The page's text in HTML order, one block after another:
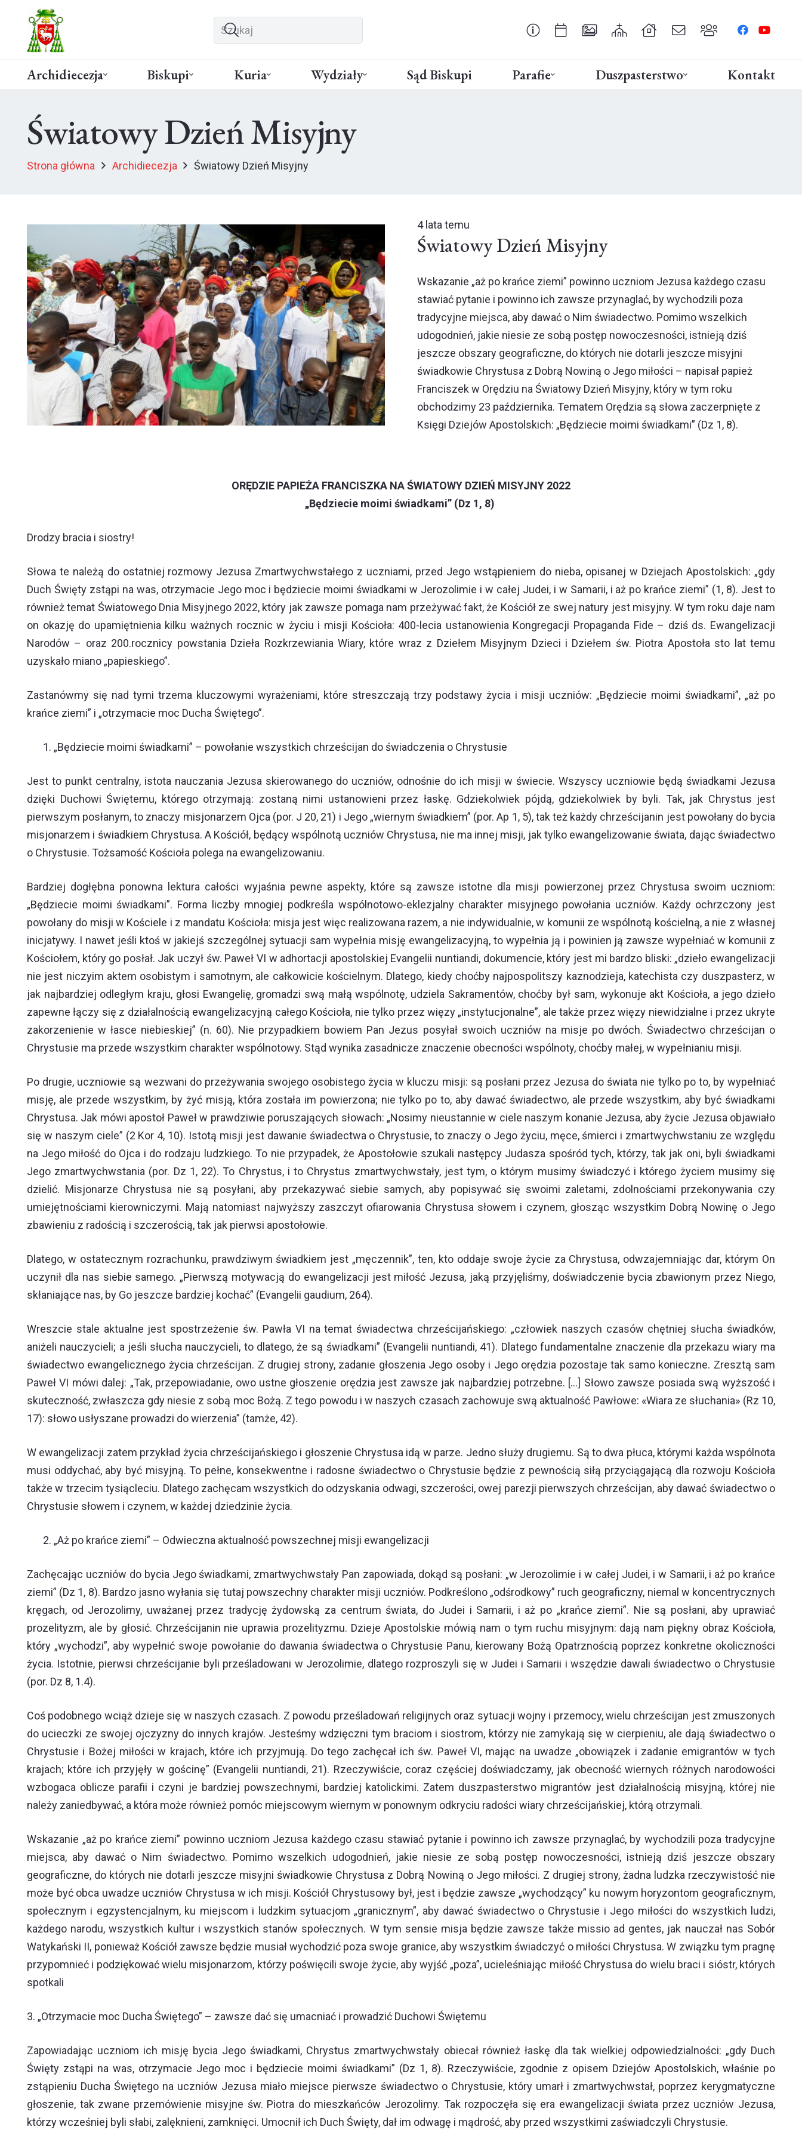
Archidiecezja Biskupi Kuria Wydziały Sąd Biskupi Parafie Duszpasterstwo Kontakt
Światowy Dzień Misyjny
Strona główna Archidiecezja Światowy Dzień Misyjny
4 lata temu
Światowy Dzień Misyjny
Wskazanie „aż po krańce ziemi” powinno uczniom Jezusa każdego czasu
stawiać pytanie i powinno ich zawsze przynaglać, by wychodzili poza
tradycyjne miejsca, aby dawać o Nim świadectwo. Pomimo wszelkich
udogodnień, jakie niesie ze sobą postęp nowoczesności, istnieją dziś
jeszcze obszary geograficzne, do których nie dotarli jeszcze misyjni
świadkowie Chrystusa z Dobrą Nowiną o Jego miłości – napisał papież
Franciszek w Orędziu na Światowy Dzień Misyjny, który w tym roku
obchodzimy 23 października. Tematem Orędzia są słowa zaczerpnięte z
Księgi Dziejów Apostolskich: „Będziecie moimi świadkami” (Dz 1, 8).
ORĘDZIE PAPIEŻA FRANCISZKA NA ŚWIATOWY DZIEŃ MISYJNY 2022
„Będziecie moimi świadkami” (Dz 1, 8)
Drodzy bracia i siostry!
Słowa te należą do ostatniej rozmowy Jezusa Zmartwychwstałego z uczniami, przed Jego wstąpieniem do nieba, opisanej w Dziejach Apostolskich: „gdy
Duch Święty zstąpi na was, otrzymacie Jego moc i będziecie moimi świadkami w Jerozolimie i w całej Judei, i w Samarii, i aż po krańce ziemi” (1, 8). Jest to
również temat Światowego Dnia Misyjnego 2022, który jak zawsze pomaga nam przeżywać fakt, że Kościół ze swej natury jest misyjny. W tym roku daje nam
on okazję do upamiętnienia kilku ważnych rocznic w życiu i misji Kościoła: 400-lecia ustanowienia Kongregacji Propaganda Fide – dziś ds. Ewangelizacji
Narodów – oraz 200.rocznicy powstania Dzieła Rozkrzewiania Wiary, które wraz z Dziełem Misyjnym Dzieci i Dziełem św. Piotra Apostoła sto lat temu
uzyskało miano „papieskiego”.
Zastanówmy się nad tymi trzema kluczowymi wyrażeniami, które streszczają trzy podstawy życia i misji uczniów: „Będziecie moimi świadkami”, „aż po
krańce ziemi” i „otrzymacie moc Ducha Świętego”.
„Będziecie moimi świadkami” – powołanie wszystkich chrześcijan do świadczenia o Chrystusie
Jest to punkt centralny, istota nauczania Jezusa skierowanego do uczniów, odnośnie do ich misji w świecie. Wszyscy uczniowie będą świadkami Jezusa
dzięki Duchowi Świętemu, którego otrzymają: zostaną nimi ustanowieni przez łaskę. Gdziekolwiek pójdą, gdziekolwiek by byli. Tak, jak Chrystus jest
pierwszym posłanym, to znaczy misjonarzem Ojca (por. J 20, 21) i Jego „wiernym świadkiem” (por. Ap 1, 5), tak też każdy chrześcijanin jest powołany do bycia
misjonarzem i świadkiem Chrystusa. A Kościół, będący wspólnotą uczniów Chrystusa, nie ma innej misji, jak tylko ewangelizowanie świata, dając świadectwo
o Chrystusie. Tożsamość Kościoła polega na ewangelizowaniu.
Bardziej dogłębna ponowna lektura całości wyjaśnia pewne aspekty, które są zawsze istotne dla misji powierzonej przez Chrystusa swoim uczniom:
„Będziecie moimi świadkami”. Forma liczby mnogiej podkreśla wspólnotowo-eklezjalny charakter misyjnego powołania uczniów. Każdy ochrzczony jest
powołany do misji w Kościele i z mandatu Kościoła: misja jest więc realizowana razem, a nie indywidualnie, w komunii ze wspólnotą kościelną, a nie z własnej
inicjatywy. I nawet jeśli ktoś w jakiejś szczególnej sytuacji sam wypełnia misję ewangelizacyjną, to wypełnia ją i powinien ją zawsze wypełniać w komunii z
Kościołem, który go posłał. Jak uczył św. Paweł VI w adhortacji apostolskiej Evangelii nuntiandi, dokumencie, który jest mi bardzo bliski: „dzieło ewangelizacji
nie jest niczyim aktem osobistym i samotnym, ale całkowicie kościelnym. Dlatego, kiedy choćby najpospolitszy kaznodzieja, katechista czy duszpasterz, w
jak najbardziej odległym kraju, głosi Ewangelię, gromadzi swą małą wspólnotę, udziela Sakramentów, choćby był sam, wykonuje akt Kościoła, a jego dzieło
zapewne łączy się z działalnością ewangelizacyjną całego Kościoła, nie tylko przez więzy „instytucjonalne”, ale także przez więzy niewidzialne i przez ukryte
zakorzenienie w łasce niebieskiej” (n. 60). Nie przypadkiem bowiem Pan Jezus posyłał swoich uczniów na misje po dwóch. Świadectwo chrześcijan o
Chrystusie ma przede wszystkim charakter wspólnotowy. Stąd wynika zasadnicze znaczenie obecności wspólnoty, choćby małej, w wypełnianiu misji.
Po drugie, uczniowie są wezwani do przeżywania swojego osobistego życia w kluczu misji: są posłani przez Jezusa do świata nie tylko po to, by wypełniać
misję, ale przede wszystkim, by żyć misją, która została im powierzona; nie tylko po to, aby dawać świadectwo, ale przede wszystkim, aby być świadkami
Chrystusa. Jak mówi apostoł Paweł w prawdziwie poruszających słowach: „Nosimy nieustannie w ciele naszym konanie Jezusa, aby życie Jezusa objawiało
się w naszym ciele” (2 Kor 4, 10). Istotą misji jest dawanie świadectwa o Chrystusie, to znaczy o Jego życiu, męce, śmierci i zmartwychwstaniu ze względu
na Jego miłość do Ojca i do rodzaju ludzkiego. To nie przypadek, że Apostołowie szukali następcy Judasza spośród tych, którzy, tak jak oni, byli świadkami
Jego zmartwychwstania (por. Dz 1, 22). To Chrystus, i to Chrystus zmartwychwstały, jest tym, o którym musimy świadczyć i którego życiem musimy się
dzielić. Misjonarze Chrystusa nie są posyłani, aby przekazywać siebie samych, aby popisywać się swoimi zaletami, zdolnościami przekonywania czy
umiejętnościami kierowniczymi. Mają natomiast najwyższy zaszczyt ofiarowania Chrystusa słowem i czynem, głosząc wszystkim Dobrą Nowinę o Jego
zbawieniu z radością i szczerością, tak jak pierwsi apostołowie.
Dlatego, w ostatecznym rozrachunku, prawdziwym świadkiem jest „męczennik”, ten, kto oddaje swoje życie za Chrystusa, odwzajemniając dar, którym On
uczynił dla nas siebie samego. „Pierwszą motywacją do ewangelizacji jest miłość Jezusa, jaką przyjęliśmy, doświadczenie bycia zbawionym przez Niego,
skłaniające nas, by Go jeszcze bardziej kochać” (Evangelii gaudium, 264).
Wreszcie stale aktualne jest spostrzeżenie św. Pawła VI na temat świadectwa chrześcijańskiego: „człowiek naszych czasów chętniej słucha świadków,
aniżeli nauczycieli; a jeśli słucha nauczycieli, to dlatego, że są świadkami” (Evangelii nuntiandi, 41). Dlatego fundamentalne znaczenie dla przekazu wiary ma
świadectwo ewangelicznego życia chrześcijan. Z drugiej strony, zadanie głoszenia Jego osoby i Jego orędzia pozostaje tak samo konieczne. Zresztą sam
Paweł VI mówi dalej: „Tak, przepowiadanie, owo ustne głoszenie orędzia jest zawsze jak najbardziej potrzebne. […] Słowo zawsze posiada swą wyższość i
skuteczność, zwłaszcza gdy niesie z sobą moc Bożą. Z tego powodu i w naszych czasach zachowuje swą aktualność Pawłowe: «Wiara ze słuchania» (Rz 10,
17): słowo usłyszane prowadzi do wierzenia” (tamże, 42).
W ewangelizacji zatem przykład życia chrześcijańskiego i głoszenie Chrystusa idą w parze. Jedno służy drugiemu. Są to dwa płuca, którymi każda wspólnota
musi oddychać, aby być misyjną. To pełne, konsekwentne i radosne świadectwo o Chrystusie będzie z pewnością siłą przyciągającą dla rozwoju Kościoła
także w trzecim tysiącleciu. Dlatego zachęcam wszystkich do odzyskania odwagi, szczerości, owej parezji pierwszych chrześcijan, aby dawać świadectwo o
Chrystusie słowem i czynem, w każdej dziedzinie życia.
„Aż po krańce ziemi” – Odwieczna aktualność powszechnej misji ewangelizacji
Zachęcając uczniów do bycia Jego świadkami, zmartwychwstały Pan zapowiada, dokąd są posłani: „w Jerozolimie i w całej Judei, i w Samarii, i aż po krańce
ziemi” (Dz 1, 8). Bardzo jasno wyłania się tutaj powszechny charakter misji uczniów. Podkreślono „odśrodkowy” ruch geograficzny, niemal w koncentrycznych
kręgach, od Jerozolimy, uważanej przez tradycję żydowską za centrum świata, do Judei i Samarii, i aż po „krańce ziemi”. Nie są posłani, aby uprawiać
prozelityzm, ale by głosić. Chrześcijanin nie uprawia prozelityzmu. Dzieje Apostolskie mówią nam o tym ruchu misyjnym: dają nam piękny obraz Kościoła,
który „wychodzi”, aby wypełnić swoje powołanie do dawania świadectwa o Chrystusie Panu, kierowany Bożą Opatrznością poprzez konkretne okoliczności
życia. Istotnie, pierwsi chrześcijanie byli prześladowani w Jerozolimie, dlatego rozproszyli się w Judei i Samarii i wszędzie dawali świadectwo o Chrystusie
(por. Dz 8, 1.4).
Coś podobnego wciąż dzieje się w naszych czasach. Z powodu prześladowań religijnych oraz sytuacji wojny i przemocy, wielu chrześcijan jest zmuszonych
do ucieczki ze swojej ojczyzny do innych krajów. Jesteśmy wdzięczni tym braciom i siostrom, którzy nie zamykają się w cierpieniu, ale dają świadectwo o
Chrystusie i Bożej miłości w krajach, które ich przyjmują. Do tego zachęcał ich św. Paweł VI, mając na uwadze „obowiązek i zadanie emigrantów w tych
krajach; które ich przyjęły w gościnę” (Evangelii nuntiandi, 21). Rzeczywiście, coraz częściej doświadczamy, jak obecność wiernych różnych narodowości
wzbogaca oblicze parafii i czyni je bardziej powszechnymi, bardziej katolickimi. Zatem duszpasterstwo migrantów jest działalnością misyjną, której nie
należy zaniedbywać, a która może również pomóc miejscowym wiernym w ponownym odkryciu radości wiary chrześcijańskiej, którą otrzymali.
Wskazanie „aż po krańce ziemi” powinno uczniom Jezusa każdego czasu stawiać pytanie i powinno ich zawsze przynaglać, by wychodzili poza tradycyjne
miejsca, aby dawać o Nim świadectwo. Pomimo wszelkich udogodnień, jakie niesie ze sobą postęp nowoczesności, istnieją dziś jeszcze obszary
geograficzne, do których nie dotarli jeszcze misyjni świadkowie Chrystusa z Dobrą Nowiną o Jego miłości. Z drugiej strony, żadna ludzka rzeczywistość nie
może być obca uwadze uczniów Chrystusa w ich misji. Kościół Chrystusowy był, jest i będzie zawsze „wychodzący” ku nowym horyzontom geograficznym,
społecznym i egzystencjalnym, ku miejscom i ludzkim sytuacjom „granicznym”, aby dawać świadectwo o Chrystusie i Jego miłości do wszystkich ludzi,
każdego narodu, wszystkich kultur i wszystkich stanów społecznych. W tym sensie misja będzie zawsze także missio ad gentes, jak nauczał nas Sobór
Watykański II, ponieważ Kościół zawsze będzie musiał wychodzić poza swoje granice, aby wszystkim świadczyć o miłości Chrystusa. W związku tym pragnę
przypomnieć i podziękować wielu misjonarzom, którzy poświęcili swoje życie, aby wyjść „poza”, ucieleśniając miłość Chrystusa do wielu braci i sióstr, których
spotkali
3. „Otrzymacie moc Ducha Świętego” – zawsze dać się umacniać i prowadzić Duchowi Świętemu
Zapowiadając uczniom ich misję bycia Jego świadkami, Chrystus zmartwychwstały obiecał również łaskę dla tak wielkiej odpowiedzialności: „gdy Duch
Święty zstąpi na was, otrzymacie Jego moc i będziecie moimi świadkami” (Dz 1, 8). Rzeczywiście, zgodnie z opisem Dziejów Apostolskich, właśnie po
zstąpieniu Ducha Świętego na uczniów Jezusa miało miejsce pierwsze świadectwo o Chrystusie, który umarł i zmartwychwstał, poprzez kerygmatyczne
głoszenie, tak zwane przemówienie misyjne św. Piotra do mieszkańców Jerozolimy. Tak rozpoczęła się era ewangelizacji świata przez uczniów Jezusa,
którzy wcześniej byli słabi, zalęknieni, zamknięci. Umocnił ich Duch Święty, dał im odwagę i mądrość, aby przed wszystkimi zaświadczyli Chrystusie.